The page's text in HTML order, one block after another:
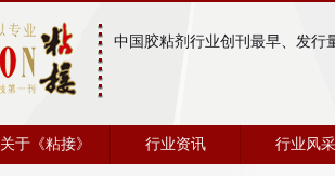
中国胶粘剂行业创刊最早、发行
关于《粘接》 行业资讯 行业风采